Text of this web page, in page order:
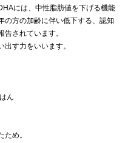
には、中性脂肪値を下げる機能
の方の加齢に伴い低下する、認知
されています。
す力をいいます。
ん
め。